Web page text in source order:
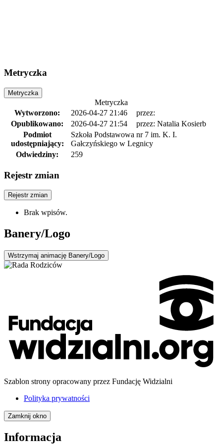
Metryczka
Metryczka
Metryczka
Wytworzono:
2026-04-27 21:46
przez:
Opublikowano:
2026-04-27 21:54
przez: Natalia Kosierb
Podmiot
udostępniający:
Szkoła Podstawowa nr 7 im. K. I.
Gałczyńskiego w Legnicy
Odwiedziny:
259
Rejestr zmian
Rejestr zmian
Brak wpisów.
Banery/Logo
Wstrzymaj animację Banery/Logo
Szablon strony opracowany przez Fundację Widzialni
Polityka prywatności
Zamknij okno
Informacja